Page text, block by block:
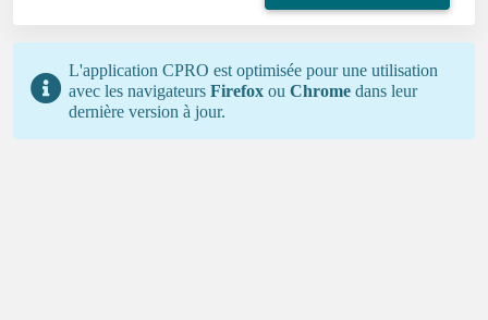
L'application CPRO est optimisée pour une utilisation
avec les navigateurs Firefoxou Chromedans leur
dernière version à jour.